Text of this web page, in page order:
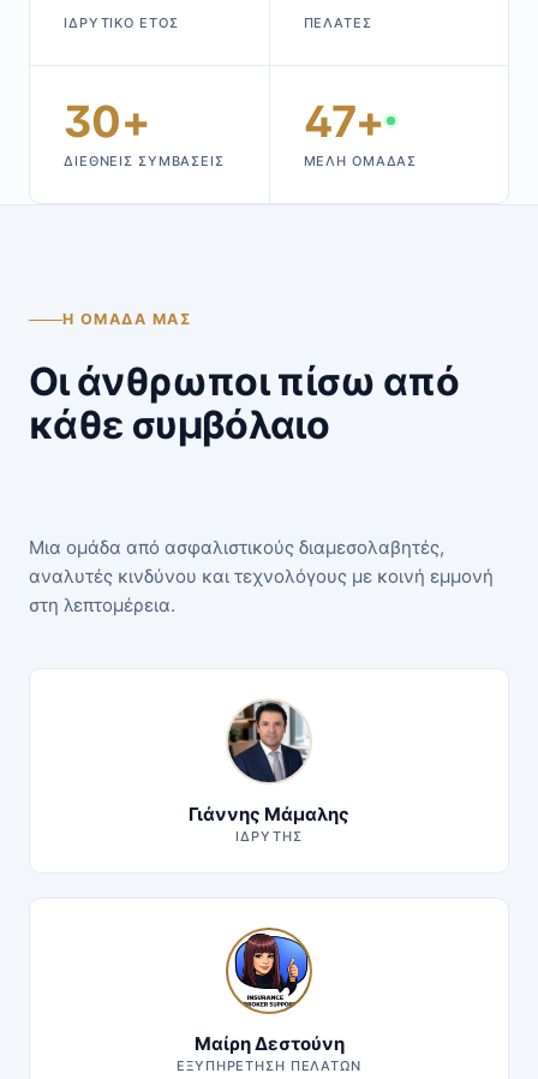
ΙΔΡΥΤΙΚΌ ΈΤΟΣ ΠΕΛΆΤΕΣ
30+
ΔΙΕΘΝΕΊΣ ΣΥΜΒΆΣΕΙΣ
47+
ΜΈΛΗ ΟΜΆΔΑΣ
Η ΟΜΆΔΑ ΜΑΣ
Οι άνθρωποι πίσω από
κάθε συμβόλαιο
Μια ομάδα από ασφαλιστικούς διαμεσολαβητές,
αναλυτές κινδύνου και τεχνολόγους με κοινή εμμονή
στη λεπτομέρεια.
Γιάννης Μάμαλης
ΙΔΡΥΤΉΣ
Μαίρη Δεστούνη
ΕΞΥΠΗΡΈΤΗΣΗ ΠΕΛΑΤΏΝ